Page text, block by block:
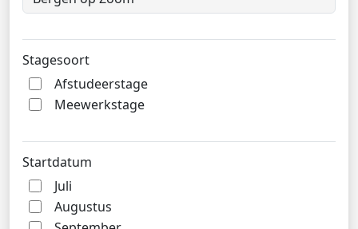
Stagesoort
Afstudeerstage
Meewerkstage
Startdatum
Juli
Augustus